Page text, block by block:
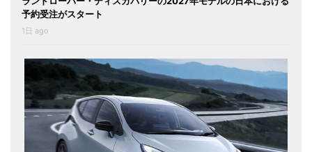
予約受注がスタート
1日 ago